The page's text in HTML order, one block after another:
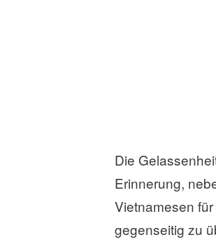
Die
Erinnerung,
Vietnamesen
gegenseitig zu